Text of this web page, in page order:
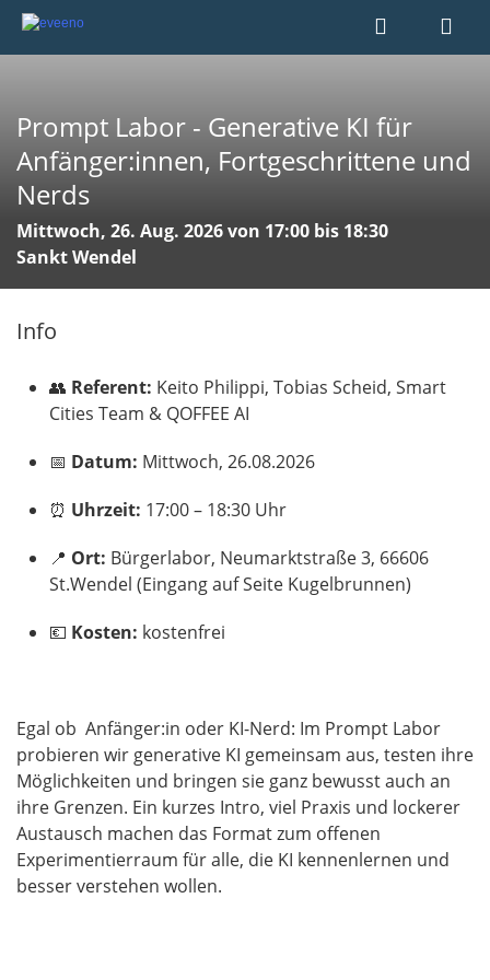
Prompt Labor - Generative KI für
Anfänger:innen, Fortgeschrittene und
Nerds
Mittwoch, 26. Aug. 2026 von 17:00 bis 18:30
Sankt Wendel
Info
👥 Referent: Keito Philippi, Tobias Scheid, Smart
Cities Team & QOFFEE AI
📅 Datum: Mittwoch, 26.08.2026
⏰ Uhrzeit: 17:00 – 18:30 Uhr
📍 Ort: Bürgerlabor, Neumarktstraße 3, 66606
St.Wendel (Eingang auf Seite Kugelbrunnen)
💶 Kosten: kostenfrei
Egal ob Anfänger:in oder KI-Nerd: Im Prompt Labor
probieren wir generative KI gemeinsam aus, testen ihre
Möglichkeiten und bringen sie ganz bewusst auch an
ihre Grenzen. Ein kurzes Intro, viel Praxis und lockerer
Austausch machen das Format zum offenen
Experimentierraum für alle, die KI kennenlernen und
besser verstehen wollen.